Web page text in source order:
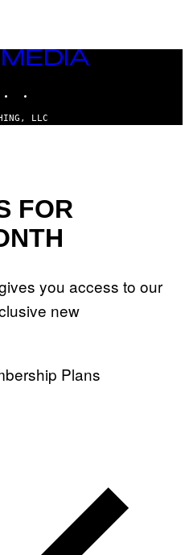
LLC
FOR
you access to our
new
Plans